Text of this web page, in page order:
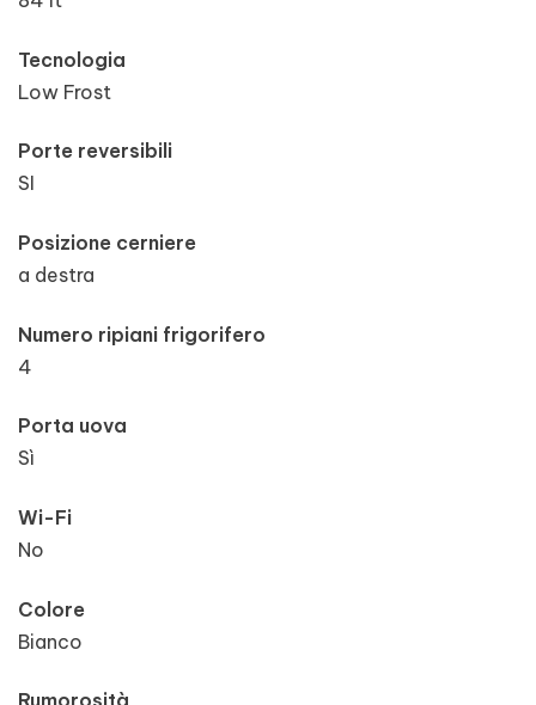
Tecnologia
Low Frost
Porte reversibili
SI
Posizione cerniere
a destra
Numero ripiani frigorifero
4
Porta uova
Sì
Wi-Fi
No
Colore
Bianco